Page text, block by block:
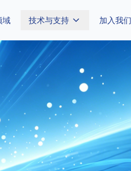
域 技术与支持 加入我们